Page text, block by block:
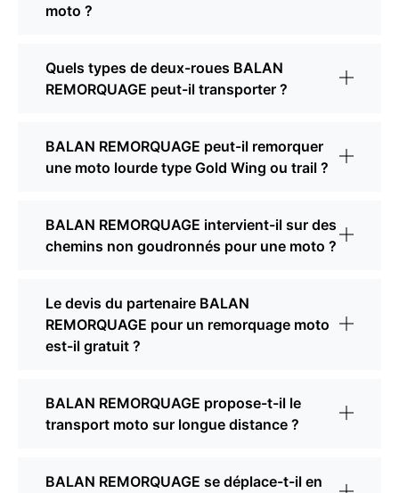
moto ?
Quels types de deux-roues BALAN
REMORQUAGE peut-il transporter ?
BALAN REMORQUAGE peut-il remorquer
une moto lourde type Gold Wing ou trail ?
BALAN REMORQUAGE intervient-il sur des
chemins non goudronnés pour une moto ?
Le devis du partenaire BALAN
REMORQUAGE pour un remorquage moto
est-il gratuit ?
BALAN REMORQUAGE propose-t-il le
transport moto sur longue distance ?
BALAN REMORQUAGE se déplace-t-il en